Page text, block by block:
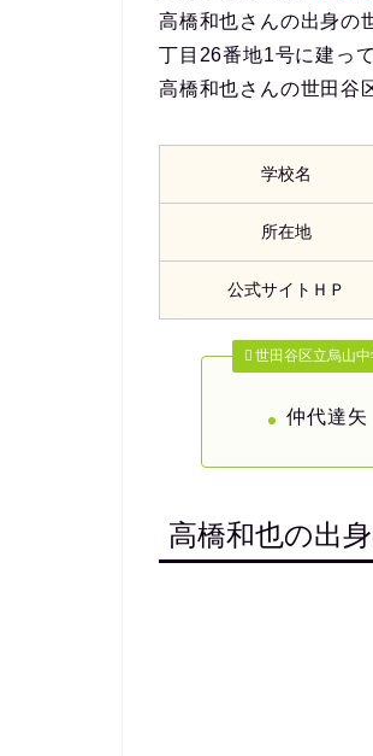
高橋和也さんの出身の
丁目26番地1号に建っ
高橋和也さんの世田谷
学校名
所在地
公式サイトＨＰ
世田谷区立烏山
仲代達矢
高橋和也の出